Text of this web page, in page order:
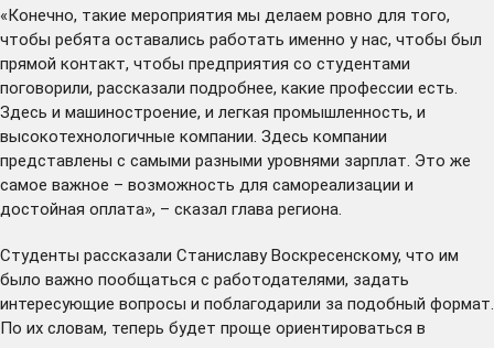
«Конечно, такие мероприятия мы делаем ровно для того,
чтобы ребята оставались работать именно у нас, чтобы был
прямой контакт, чтобы предприятия со студентами
поговорили, рассказали подробнее, какие профессии есть.
Здесь и машиностроение, и легкая промышленность, и
высокотехнологичные компании. Здесь компании
представлены с самыми разными уровнями зарплат. Это же
самое важное – возможность для самореализации и
достойная оплата», – сказал глава региона.
Студенты рассказали Станиславу Воскресенскому, что им
было важно пообщаться с работодателями, задать
интересующие вопросы и поблагодарили за подобный формат.
По их словам, теперь будет проще ориентироваться в